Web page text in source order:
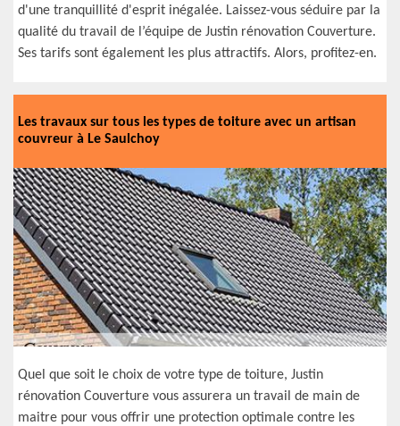
d'une tranquillité d'esprit inégalée. Laissez-vous séduire par la
qualité du travail de l’équipe de Justin rénovation Couverture.
Ses tarifs sont également les plus attractifs. Alors, profitez-en.
Les travaux sur tous les types de toiture avec un artisan
couvreur à Le Saulchoy
Quel que soit le choix de votre type de toiture, Justin
rénovation Couverture vous assurera un travail de main de
maitre pour vous offrir une protection optimale contre les